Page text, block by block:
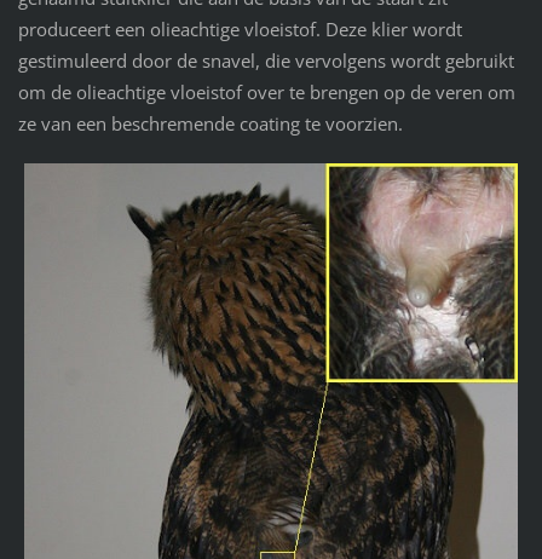
produceert een olieachtige vloeistof. Deze klier wordt
gestimuleerd door de snavel, die vervolgens wordt gebruikt
om de olieachtige vloeistof over te brengen op de veren om
ze van een beschremende coating te voorzien.